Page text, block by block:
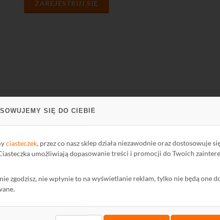
SIĘ DO CIEBIE
ciasteczek , przez co nasz sklep działa niezawodnie oraz dostosowuje
umożliwiają dopasowanie treści i promocji do Twoich
nie zgodzisz, nie wpłynie to na wyświetlanie reklam, tylko nie będą one
ZAREJESTRUJ SIĘ
Informatora
Kontakt
Ochrona środowiska